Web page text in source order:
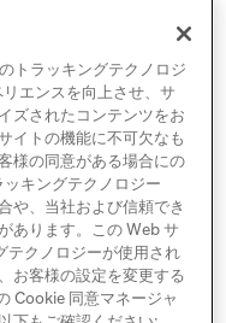
トラブルシューティン
トラブルシューティ
トラッキングテクノロジ
エンスを向上させ、サ
ズされたコンテンツをお
イトの機能に不可欠なも
様の同意がある場合にの
キングテクノロジー
や、当社および信頼でき
あります。この Web サ
テクノロジーが使用され
お客様の設定を変更する
Cookie 同意マネージャ